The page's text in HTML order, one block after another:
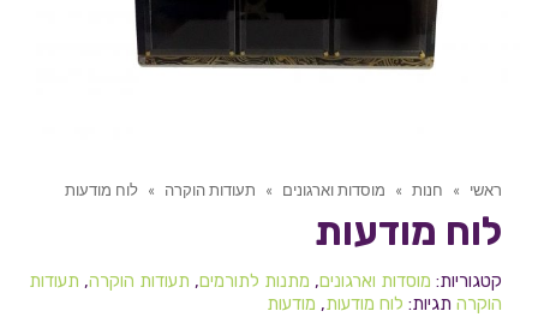
ראשי » חנות » מוסדות וארגונים » תעודות הוקרה » לוח מודעות
לוח מודעות
קטגוריות: מוסדות וארגונים, מתנות לתורמים, תעודות הוקרה, תעודות
הוקרה תגיות: לוח מודעות, מודעות